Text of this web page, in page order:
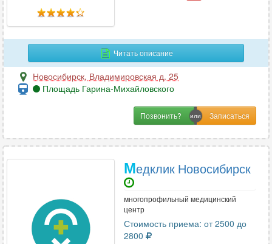
Читать описание
Новосибирск, Владимировская д. 25
Площадь Гарина-Михайловского
Позвонить?
Медклик Новосибирск
многопрофильный медицинский
центр
Стоимость приема: от 2500 до
2800